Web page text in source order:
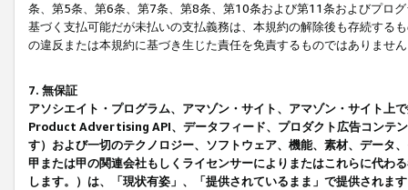
条、第5条、第6条、第7条、第8条、第10条および第11条およびプロ
基づく支払可能だが未払いの支払義務は、本規約の解除後も存続する
の違反または本規約に基づき生じた責任を免責するものではありませ
7. 無保証
アソシエイト・プログラム、アマゾン・サイト、アマゾン・サイト上
Product Advertising API、データフィード、プロダクト広告コンテ
す）および一切のテクノロジー、ソフトウェア、機能、素材、データ
甲または甲の関連会社もしくライセンサーによりまたはこれらに代わ
します。）は、「現状有姿」、「提供されているまま」で提供されま